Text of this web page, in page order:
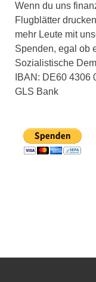
Wenn du uns
Flugblätter
mehr Leute mit
Spenden, egal ob
Sozialistische
IBAN: DE60 4306
GLS Bank